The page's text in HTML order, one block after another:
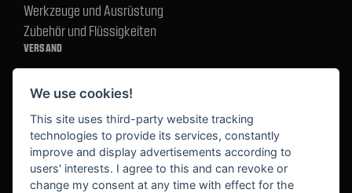
Werkzeuge und Ausrüstung
Zubehör und Flüssigkeiten
VERSAND
BEKANNT AUS
We use cookies!
This site uses third-party website tracking
technologies to provide its services, constantly
improve and display advertisements according to
users' interests. I agree to this and can revoke or
change my consent at any time with effect for the